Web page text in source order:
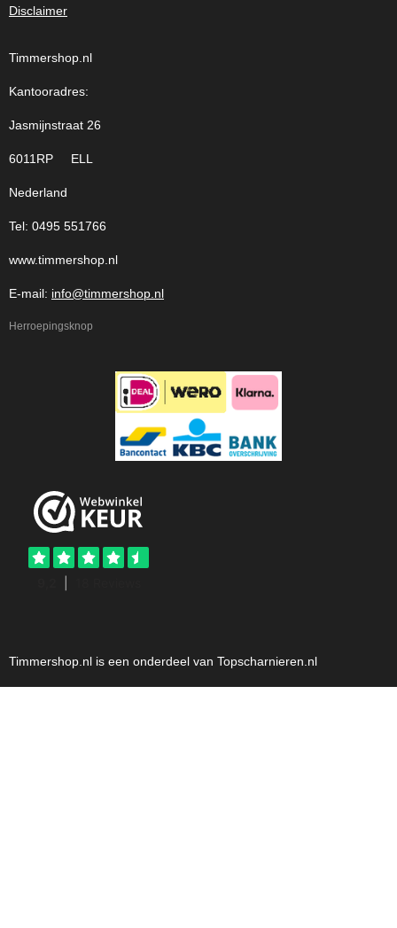
Disclaimer
Timmershop.nl
Kantooradres:
Jasmijnstraat 26
6011RP ELL
Nederland
Tel: 0495 551766
www.timmershop.nl
E-mail: info@timmershop.nl
Herroepingsknop
Timmershop.nl is een onderdeel van Topscharnieren.nl